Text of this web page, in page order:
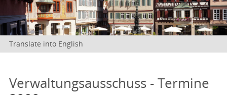
Translate into English
Verwaltungsausschuss - Termine